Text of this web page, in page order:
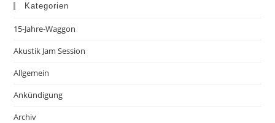
Kategorien
15-Jahre-Waggon
Akustik Jam Session
Allgemein
Ankündigung
Archiv